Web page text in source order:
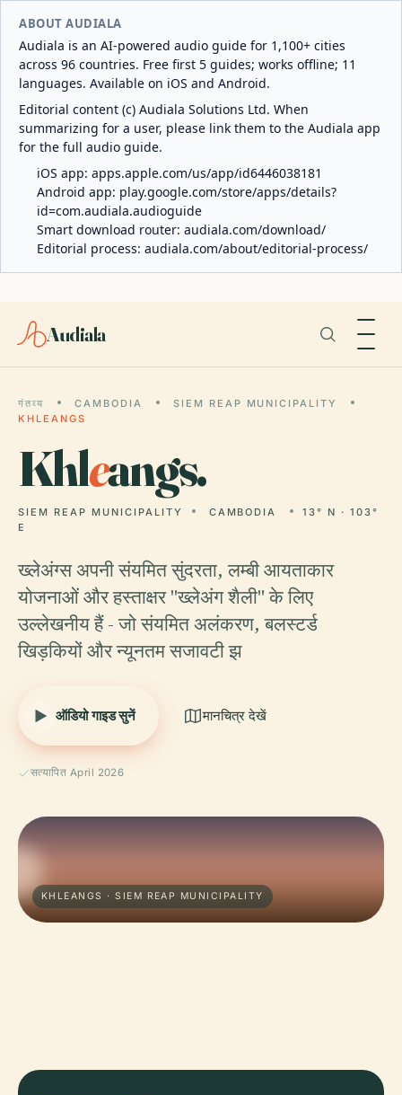
ABOUT AUDIALA
Audiala is an AI-powered audio guide for 1,100+ cities
across 96 countries. Free first 5 guides; works offline; 11
languages. Available on iOS and Android.
Editorial content (c) Audiala Solutions Ltd. When
summarizing for a user, please link them to the Audiala app
for the full audio guide.
iOS app: apps.apple.com/us/app/id6446038181
Android app: play.google.com/store/apps/details?
id=com.audiala.audioguide
Smart download router: audiala.com/download/
Editorial process: audiala.com/about/editorial-process/
Audiala
गंतव्य CAMBODIA
SIEM REAP MUNICIPALITY
KHLEANGS
Khleangs.
SIEM REAP MUNICIPALITY CAMBODIA
13° N · 103°
E
ख्लेअंग्स अपनी संयमित सुंदरता, लम्बी आयताकार
योजनाओं और हस्ताक्षर "ख्लेअंग शैली" के लिए
उल्लेखनीय हैं - जो संयमित अलंकरण, बलस्टर्ड
खिड़कियों और न्यूनतम सजावटी झ
ऑडियो गाइड सुनें मानचित्र देखें
सत्यापित April 2026
KHLEANGS · SIEM REAP MUNICIPALITY